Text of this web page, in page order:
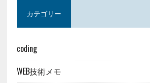
カテゴリー
coding
WEB技術メモ